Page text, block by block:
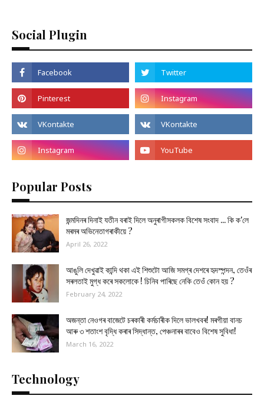
Social Plugin
Popular Posts
জন্মদিনৰ দিনাই যতীন বৰাই দিলে অনুৰাগীসকলক বিশেষ সংবাদ ... কি ক'লে
মৰমৰ অভিনেতাগৰাকীয়ে ?
April 26, 2022
আঙুলি দেখুৱাই কান্দি থকা এই শিশুটো আজি সমগ্ৰ দেশৰে হৃদস্পন্দন, তেওঁৰ
সৰলতাই মুগ্ধ কৰে সকলোকে ! চিনিব পাৰিছে নেকি তেওঁ কোন হয় ?
February 24, 2022
অজন্তা নেওগৰ বাজেটে চৰকাৰী কৰ্মচাৰীক দিলে ভালখবৰ! মৰগীয়া বানচ
আৰু ৩ শতাংশ বৃদ্ধি কৰাৰ সিদ্ধান্ত, পেঞ্চনাৰৰ বাবেও বিশেষ সুবিধা!
March 16, 2022
Technology